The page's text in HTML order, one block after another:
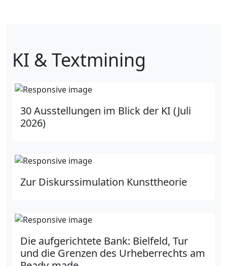
KI & Textmining
30 Ausstellungen im Blick der KI (Juli
2026)
Zur Diskurssimulation Kunsttheorie
Die aufgerichtete Bank: Bielfeld, Tur
und die Grenzen des Urheberrechts am